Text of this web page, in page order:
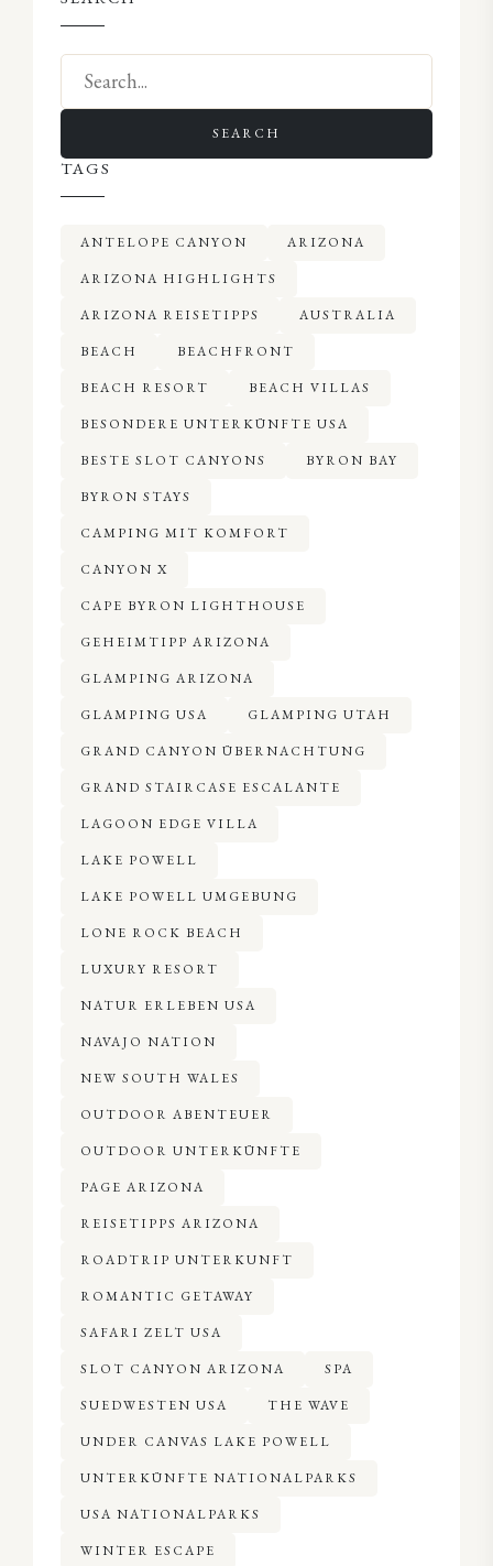
SEARCH
TAGS
ANTELOPE CANYON ARIZONA
ARIZONA HIGHLIGHTS
ARIZONA REISETIPPS AUSTRALIA
BEACH BEACHFRONT
BEACH RESORT BEACH VILLAS
BESONDERE UNTERKÜNFTE USA
BESTE SLOT CANYONS BYRON BAY
BYRON STAYS
CAMPING MIT KOMFORT
CANYON X
CAPE BYRON LIGHTHOUSE
GEHEIMTIPP ARIZONA
GLAMPING ARIZONA
GLAMPING USA GLAMPING UTAH
GRAND CANYON ÜBERNACHTUNG
GRAND STAIRCASE ESCALANTE
LAGOON EDGE VILLA
LAKE POWELL
LAKE POWELL UMGEBUNG
LONE ROCK BEACH
LUXURY RESORT
NATUR ERLEBEN USA
NAVAJO NATION
NEW SOUTH WALES
OUTDOOR ABENTEUER
OUTDOOR UNTERKÜNFTE
PAGE ARIZONA
REISETIPPS ARIZONA
ROADTRIP UNTERKUNFT
ROMANTIC GETAWAY
SAFARI ZELT USA
SLOT CANYON ARIZONA SPA
SUEDWESTEN USA THE WAVE
UNDER CANVAS LAKE POWELL
UNTERKÜNFTE NATIONALPARKS
USA NATIONALPARKS
WINTER ESCAPE